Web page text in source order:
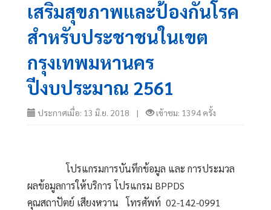
เสริมสุขภาพและป้องกันโรค
สำหรับประชาชนในเขต
กรุงเทพมหานคร
ปีงบประมาณ 2561
ประกาศเมื่อ: 13 มิ.ย. 2018 | เข้าชม: 1394 ครั้ง
ผลข้อมูลการให้บริการ โปรแกรม BPPDS
คุณสถาปัตย์ เสียงหวาน   โทรศัพท์  02-142-0991